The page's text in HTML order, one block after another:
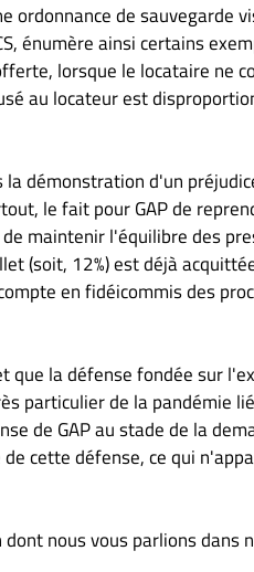
ordonnance de sauvegarde
énumère ainsi certains
lorsque le locataire ne
au locateur est
démonstration d'un
le fait pour GAP de
maintenir l'équilibre des
(soit, 12%) est déjà
en fidéicommis des
la défense fondée sur
particulier de la pandémie
de GAP au stade de la
cette défense, ce qui
nous vous parlions dans